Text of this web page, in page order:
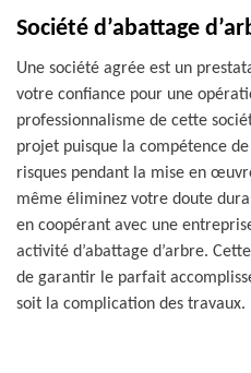
Société d’abattage
Une société agrée est un
votre confiance pour une
professionnalisme de cette
projet puisque la compétence
risques pendant la mise en
même éliminez votre doute
en coopérant avec une
activité d’abattage d’arbre.
de garantir le parfait
soit la complication des travaux.